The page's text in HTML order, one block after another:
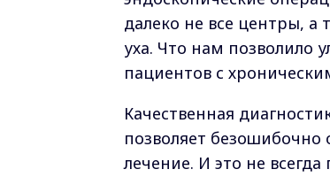
далеко не все центры, а
уха. Что нам позволило
пациентов с
Качественная
позволяет
лечение. И это не